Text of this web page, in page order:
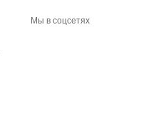
Мы в соцсетях